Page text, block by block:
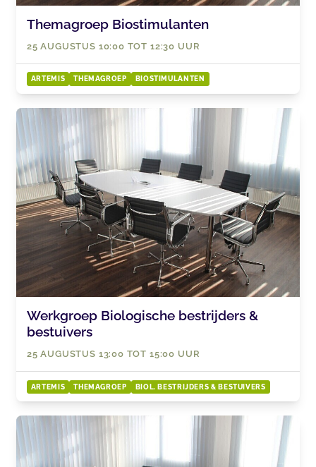
Themagroep Biostimulanten
25 AUGUSTUS 10:00 TOT 12:30 UUR
ARTEMIS THEMAGROEP BIOSTIMULANTEN
Werkgroep Biologische bestrijders &
bestuivers
25 AUGUSTUS 13:00 TOT 15:00 UUR
ARTEMIS THEMAGROEP BIOL. BESTRIJDERS & BESTUIVERS